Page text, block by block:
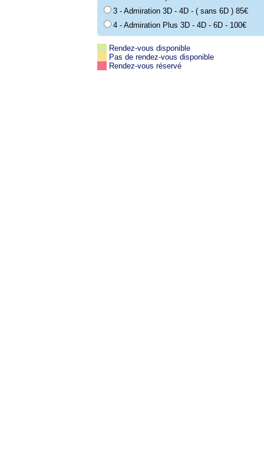
3 - Admiration 3D - 4D - ( sans 6D ) 85€
4 - Admiration Plus 3D - 4D - 6D - 100€
Rendez-vous disponible
Pas de rendez-vous disponible
Rendez-vous réservé